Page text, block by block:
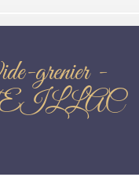
grenier -